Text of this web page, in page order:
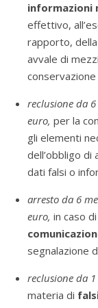
informazioni
effettivo,
rapporto,
avvale di
conservazione
reclusione da
euro, per la
gli elementi
dell’obbligo di
dati falsi o
arresto da 6
euro, in caso di
segnalazione
reclusione da
materia di